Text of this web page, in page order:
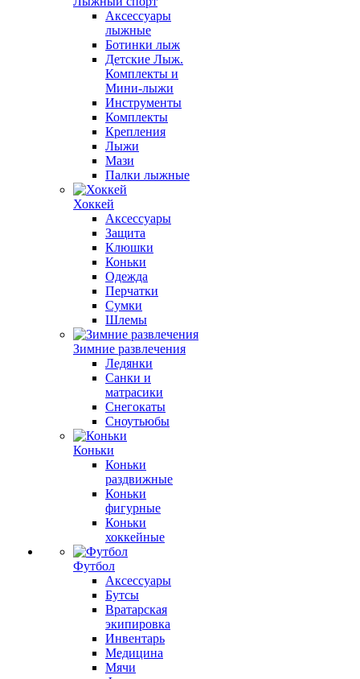
Аксессуары
лыжные
Ботинки лыж
Детские Лыж.
Комплекты и
Мини-лыжи
Инструменты
Комплекты
Крепления
Лыжи
Мази
Палки лыжные
Хоккей
Аксессуары
Защита
Клюшки
Коньки
Одежда
Перчатки
Сумки
Шлемы
Зимние развлечения
Ледянки
Санки и
матрасики
Снегокаты
Сноутьюбы
Коньки
Коньки
раздвижные
Коньки
фигурные
Коньки
хоккейные
Футбол
Аксессуары
Бутсы
Вратарская
экипировка
Инвентарь
Медицина
Мячи